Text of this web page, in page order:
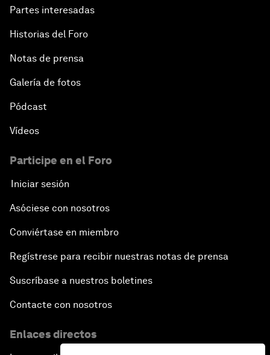
Partes interesadas
Historias del Foro
Notas de prensa
Galería de fotos
Pódcast
Vídeos
Participe en el Foro
Iniciar sesión
Asóciese con nosotros
Conviértase en miembro
Regístrese para recibir nuestras notas de prensa
Suscríbase a nuestros boletines
Contacte con nosotros
Enlaces directos